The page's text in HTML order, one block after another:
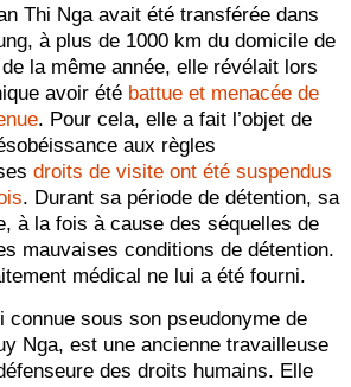
Thi Nga avait été transférée dans
à plus de 1000 km du domicile de
la même année, elle révélait lors
avoir été battue et menacée de
. Pour cela, elle a fait l’objet de
aux règles
droits de visite ont été suspendus
. Durant sa période de détention, sa
à la fois à cause des séquelles de
mauvaises conditions de détention.
médical ne lui a été fourni.
connue sous son pseudonyme de
Nga, est une ancienne travailleuse
des droits humains. Elle